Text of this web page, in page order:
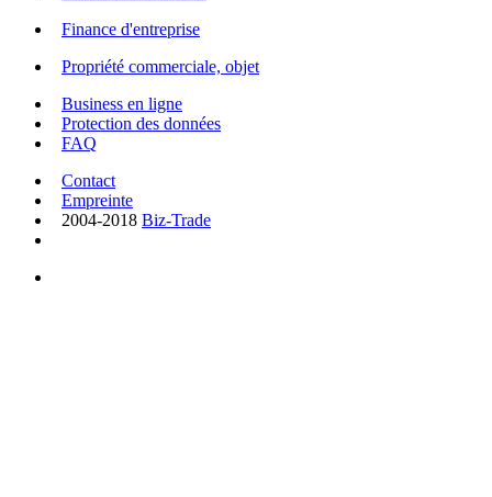
Finance d'entreprise
Propriété commerciale, objet
Business en ligne
Protection des données
FAQ
Contact
Empreinte
2004-2018 Biz-Trade